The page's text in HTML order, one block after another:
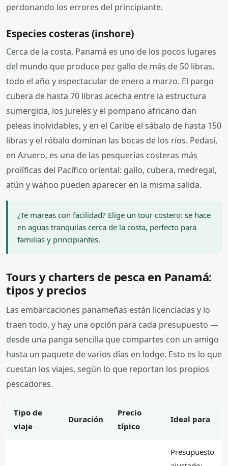
perdonando los errores del principiante.
Especies costeras (inshore)
Cerca de la costa, Panamá es uno de los pocos lugares
del mundo que produce pez gallo de más de 50 libras,
todo el año y espectacular de enero a marzo. El pargo
cubera de hasta 70 libras acecha entre la estructura
sumergida, los jureles y el pompano africano dan
peleas inolvidables, y en el Caribe el sábalo de hasta 150
libras y el róbalo dominan las bocas de los ríos. Pedasí,
en Azuero, es una de las pesquerías costeras más
prolíficas del Pacífico oriental: gallo, cubera, medregal,
atún y wahoo pueden aparecer en la misma salida.
¿Te mareas con facilidad? Elige un tour costero: se hace
en aguas tranquilas cerca de la costa, perfecto para
familias y principiantes.
Tours y charters de pesca en Panamá:
tipos y precios
Las embarcaciones panameñas están licenciadas y lo
traen todo, y hay una opción para cada presupuesto —
desde una panga sencilla que compartes con un amigo
hasta un paquete de varios días en lodge. Esto es lo que
cuestan los viajes, según lo que reportan los propios
pescadores.
Tipo de
viaje
Duración
Precio
típico
Ideal para
Presupuesto